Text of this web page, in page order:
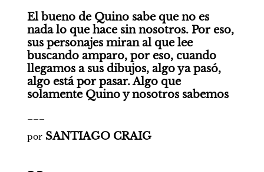
El bueno de Quino sabe que no es
nada lo que hace sin nosotros. Por eso,
sus personajes miran al que lee
buscando amparo, por eso, cuando
llegamos a sus dibujos, algo ya pasó,
algo está por pasar. Algo que
solamente Quino y nosotros sabemos
por SANTIAGO CRAIG